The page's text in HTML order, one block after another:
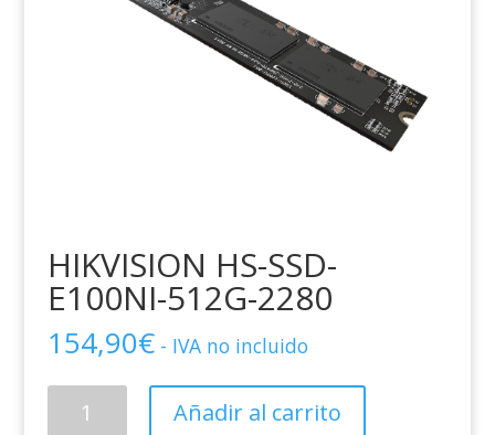
HIKVISION HS-SSD-
E100NI-512G-2280
154,90€ - IVA no incluido
Añadir al carrito